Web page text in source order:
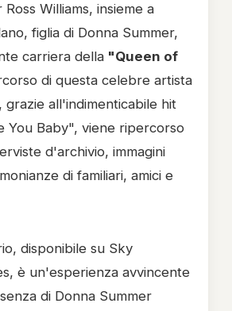
Williams, insieme a
figlia di Donna Summer,
carriera della "Queen of
di questa celebre artista
grazie all'indimenticabile hit
You Baby", viene ripercorso
d'archivio, immagini
di familiari, amici e
disponibile su Sky
è un'esperienza avvincente
di Donna Summer